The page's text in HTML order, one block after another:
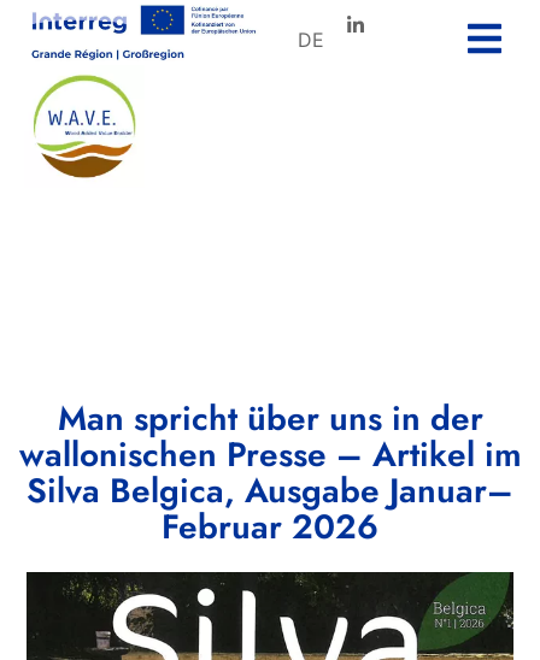
DE
Man spricht über uns in der
wallonischen Presse – Artikel im
Silva Belgica, Ausgabe Januar–
Februar 2026